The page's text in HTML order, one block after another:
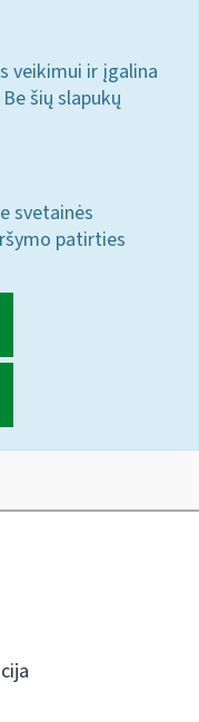
veikimui ir įgalina
šių slapukų
svetainės
patirties